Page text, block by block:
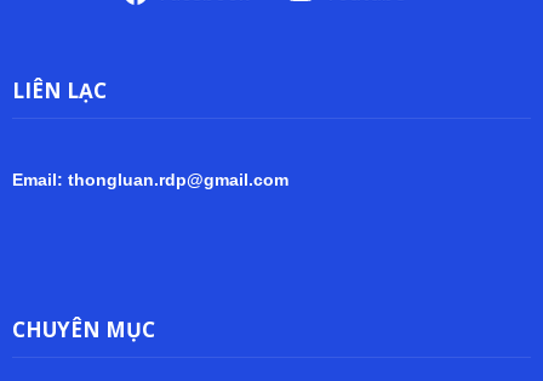
LIÊN LẠC
Email: thongluan.rdp@gmail.com
CHUYÊN MỤC